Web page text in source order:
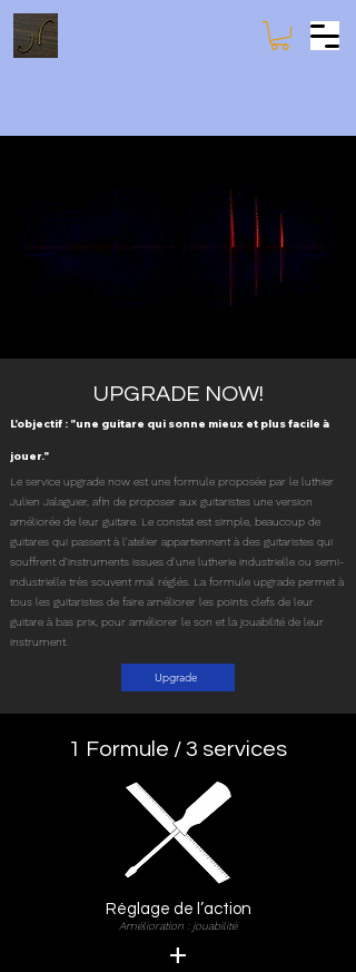
UPGRADE NOW!
L'objectif : "une guitare qui sonne mieux et plus facile à
jouer."
Le service upgrade now est une formule proposée par le luthier
Julien Jalaguier, afin de proposer aux guitaristes une version
améliorée de leur guitare. Le constat est simple, beaucoup de
guitares qui passent à l'atelier appartiennent à des guitaristes qui
souffrent d'instruments issues d'une lutherie industrielle ou semi-
industrielle très souvent mal réglés. La formule upgrade permet à
tous les guitaristes de faire améliorer les points clefs de leur
guitare à bas prix, pour améliorer le son et la jouabilité de leur
instrument.
Upgrade
1 Formule / 3 services
Réglage de l’action
Amélioration : jouabilité
+